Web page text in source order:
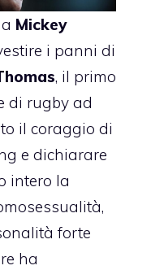
Mickey
i panni di
, il primo
di rugby ad
il coraggio di
e dichiarare
intero la
forte
ha